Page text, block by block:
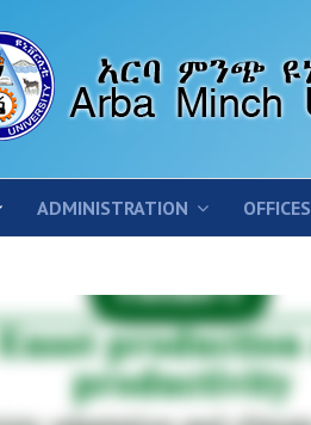
ADMINISTRATION OFFICES